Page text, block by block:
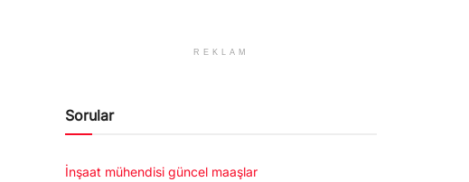
REKLAM
Sorular
İnşaat mühendisi güncel maaşlar